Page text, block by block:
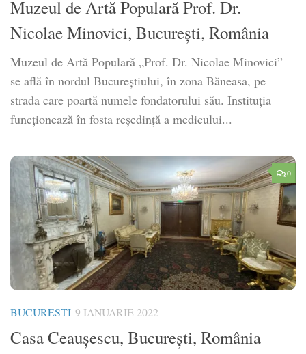
Muzeul de Artă Populară Prof. Dr.
Nicolae Minovici, București, România
Muzeul de Artă Populară „Prof. Dr. Nicolae Minovici”
se află în nordul Bucureștiului, în zona Băneasa, pe
strada care poartă numele fondatorului său. Instituția
funcționează în fosta reședință a medicului...
0
BUCURESTI 9 IANUARIE 2022
Casa Ceaușescu, București, România